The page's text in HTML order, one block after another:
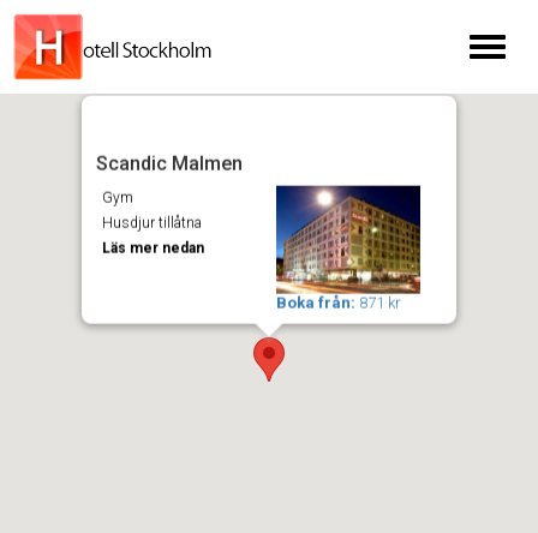
Toggle
Scandic Malmen
Gym
Husdjur tillåtna
Läs mer nedan
Boka från: 871 kr